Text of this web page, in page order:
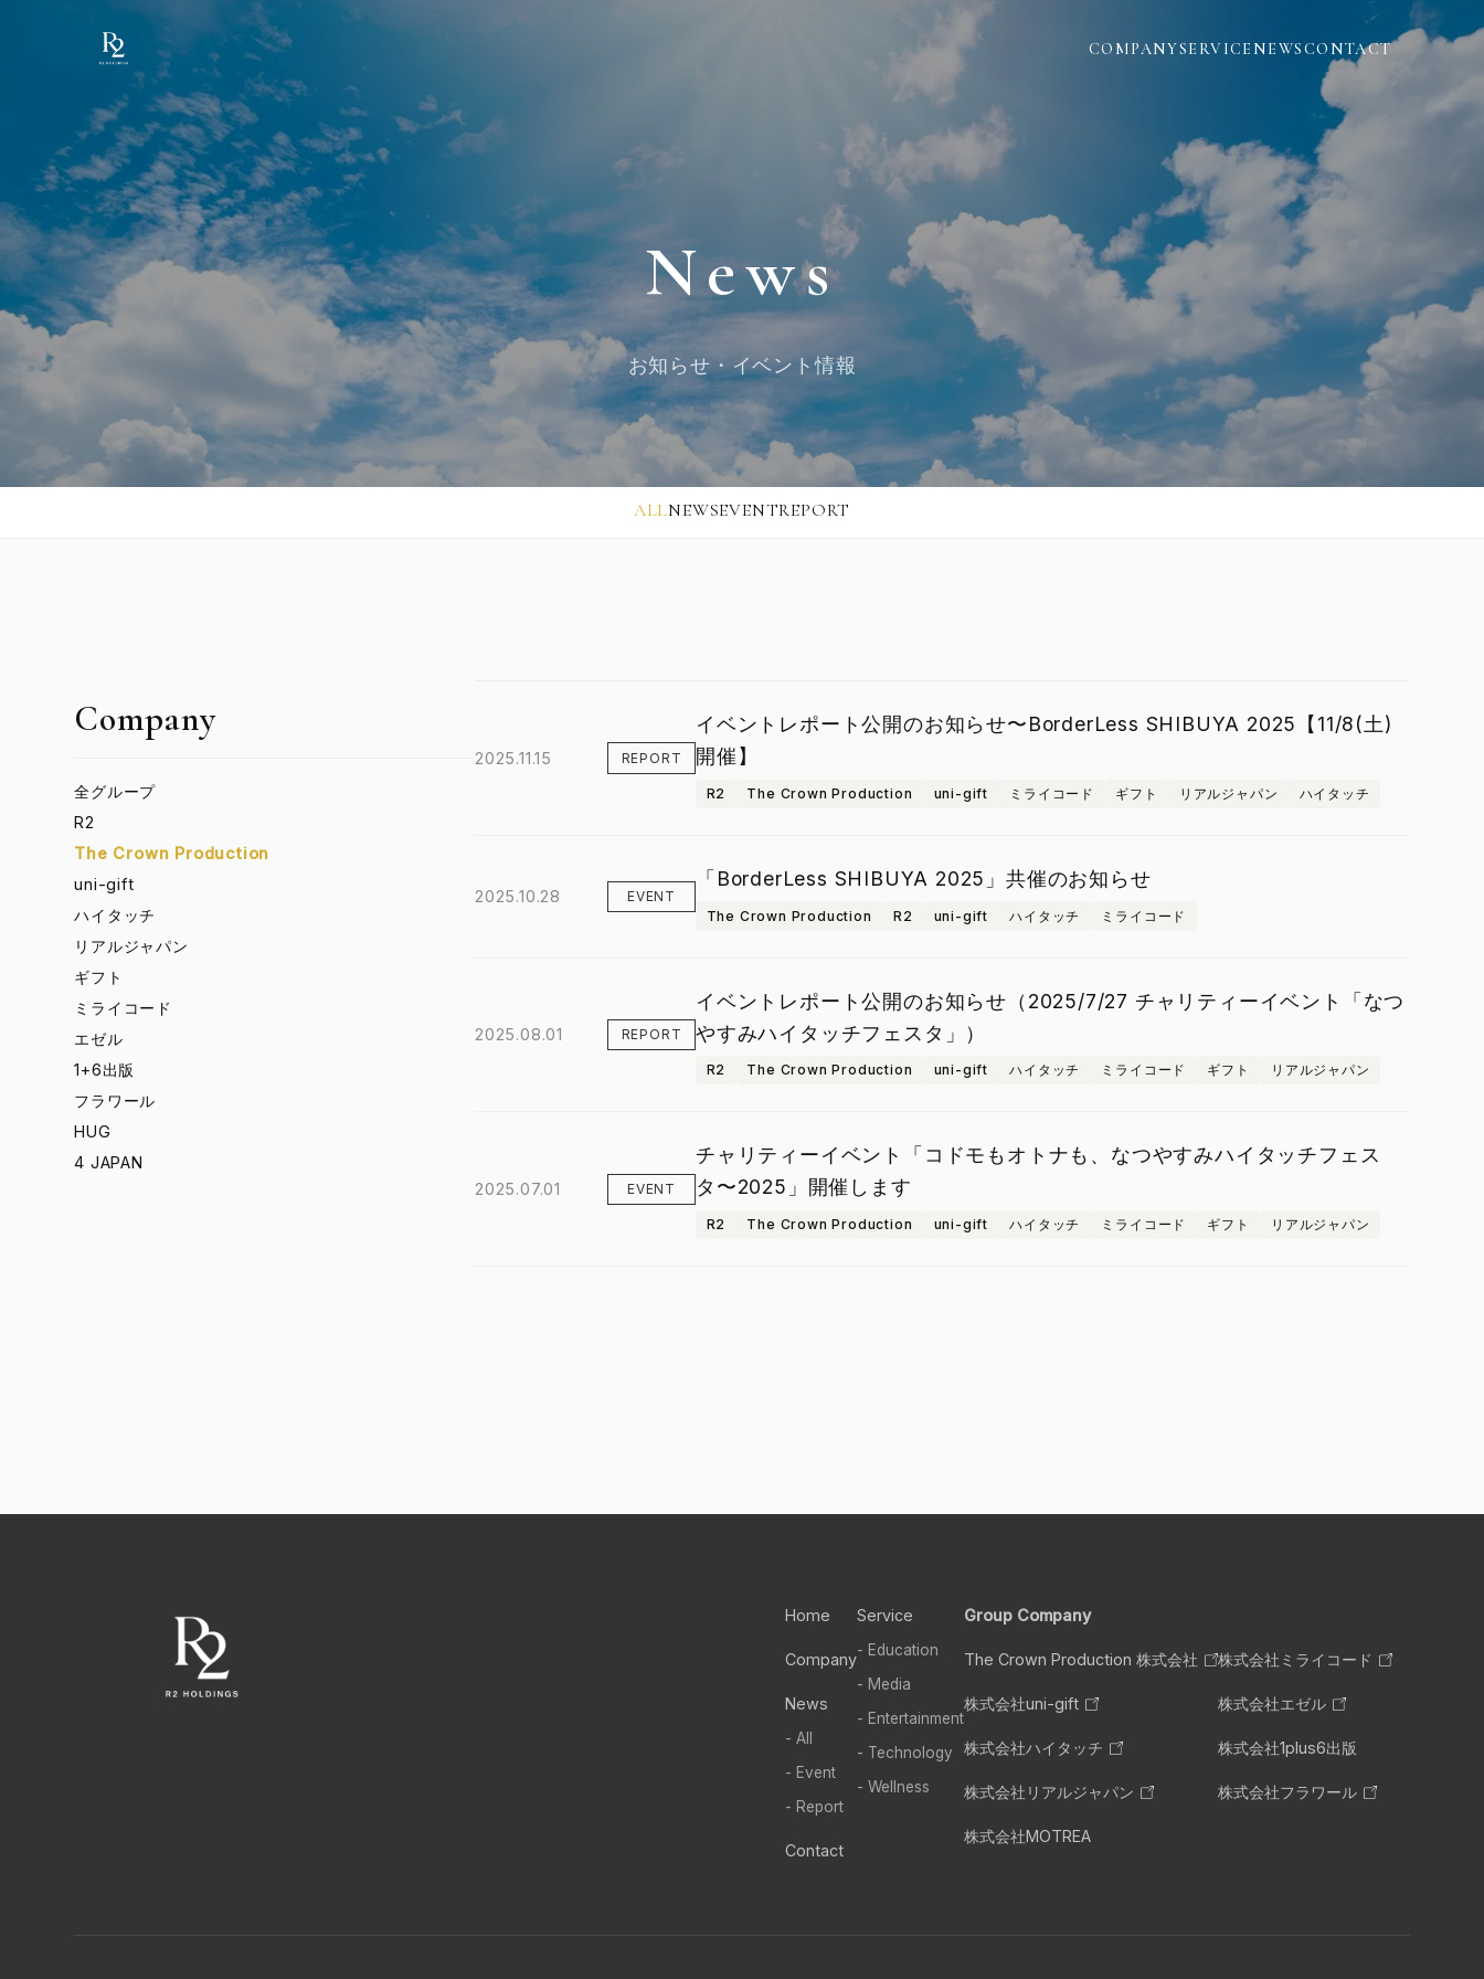
COMPANYSERVICE NEWSCONTACT
News
お知らせ・イベント情報
ALLNEWSEVENTREPORT
Company
全グループ
R2
The Crown Production
uni-gift
ハイタッチ
リアルジャパン
ギフト
ミライコード
エゼル
1+6出版
フラワール
HUG
4 JAPAN
2025.11.15 REPORT
イベントレポート公開のお知らせ〜BorderLess SHIBUYA 2025【11/8(土)
開催】
R2 The Crown Production uni-gift ミライコード ギフト リアルジャパン ハイタッチ
2025.10.28 EVENT
「BorderLess SHIBUYA 2025」共催のお知らせ
The Crown Production R2 uni-gift ハイタッチ ミライコード
2025.08.01 REPORT
イベントレポート公開のお知らせ（2025/7/27 チャリティーイベント「なつ
やすみハイタッチフェスタ」）
R2 The Crown Production uni-gift ハイタッチ ミライコード ギフト リアルジャパン
2025.07.01 EVENT
チャリティーイベント「コドモもオトナも、なつやすみハイタッチフェス
タ〜2025」開催します
R2 The Crown Production uni-gift ハイタッチ ミライコード ギフト リアルジャパン
Home
Company
News
- All
- Event
- Report
Contact
Service
- Education
- Media
- Entertainment
- Technology
- Wellness
Group Company
The Crown Production 株式会社
株式会社uni-gift
株式会社ハイタッチ
株式会社リアルジャパン
株式会社MOTREA
株式会社ミライコード
株式会社エゼル
株式会社1plus6出版
株式会社フラワール